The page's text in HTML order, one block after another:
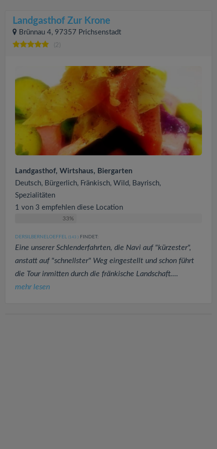
Landgasthof Zur Krone
Brünnau 4, 97357 Prichsenstadt
(2)
Landgasthof, Wirtshaus, Biergarten
Deutsch, Bürgerlich, Fränkisch, Wild, Bayrisch,
Spezialitäten
1 von 3 empfehlen diese Location
33%
DERSILBERNELOEFFEL (143 ) FINDET:
Eine unserer Schlenderfahrten, die Navi auf "kürzester",
anstatt auf "schnellster" Weg eingestellt und schon führt
die Tour inmitten durch die fränkische Landschaft....
mehr lesen